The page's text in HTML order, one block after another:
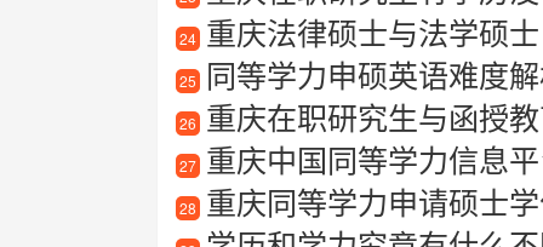
24 重庆法律硕士与法学硕士
25 同等学力申硕英语难度
26 重庆在职研究生与函授
27 重庆中国同等学力信息
28 重庆同等学力申请硕士